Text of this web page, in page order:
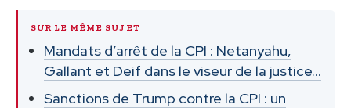
SUR LE MÊME SUJET
Mandats d’arrêt de la CPI : Netanyahu,
Gallant et Deif dans le viseur de la justice…
Sanctions de Trump contre la CPI : un